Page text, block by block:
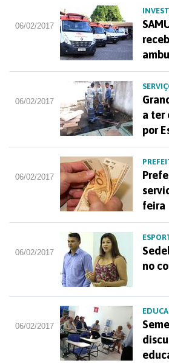
06/02/2017
06/02/2017
a ter
por
06/02/2017
feira
06/02/2017
no
06/02/2017